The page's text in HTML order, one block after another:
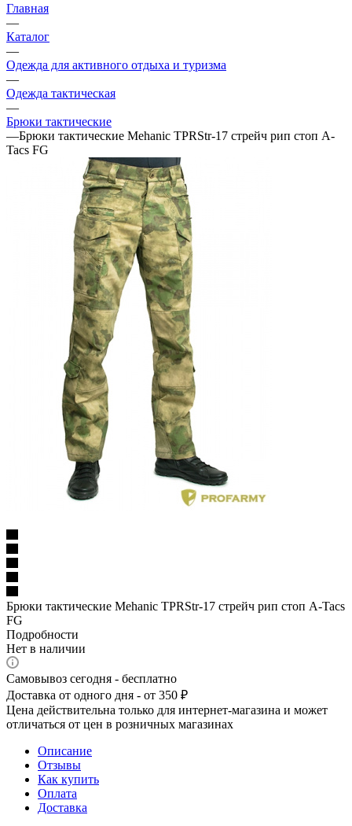
Главная
—
Каталог
—
Одежда для активного отдыха и туризма
—
Одежда тактическая
—
Брюки тактические
—Брюки тактические Mehanic TPRStr-17 стрейч рип стоп A-
Tacs FG
Брюки тактические Mehanic TPRStr-17 стрейч рип стоп A-Tacs
FG
Подробности
Нет в наличии
Самовывоз сегодня - бесплатно
Доставка от одного дня - от 350 ₽
Цена действительна только для интернет-магазина и может
отличаться от цен в розничных магазинах
Описание
Отзывы
Как купить
Оплата
Доставка